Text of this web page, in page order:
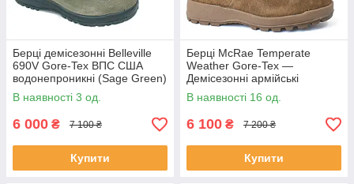
Берці демісезонні Belleville
690V Gore-Tex ВПС США
водонепроникні (Sage Green)
В наявності 3 од.
6 000 ₴ 7 100 ₴
Купити
Берці McRae Temperate
Weather Gore-Tex —
Демісезонні армійські
черевики США (Coyote)
В наявності 16 од.
6 100 ₴ 7 200 ₴
Купити